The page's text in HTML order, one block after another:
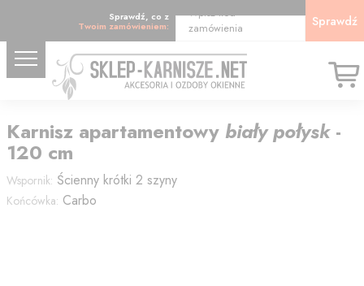
Sprawdź, co z
Twoim zamówieniem:
Wpisz kod
zamówienia
Sprawdź
Karnisz apartamentowy biały połysk-
120 cm
Wspornik: Ścienny krótki 2 szyny
Końcówka: Carbo